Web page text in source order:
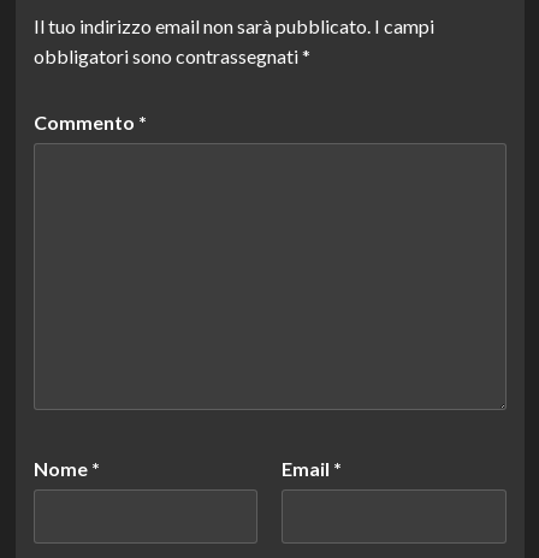
Il tuo indirizzo email non sarà pubblicato. I campi
obbligatori sono contrassegnati*
Commento *
Nome * Email *